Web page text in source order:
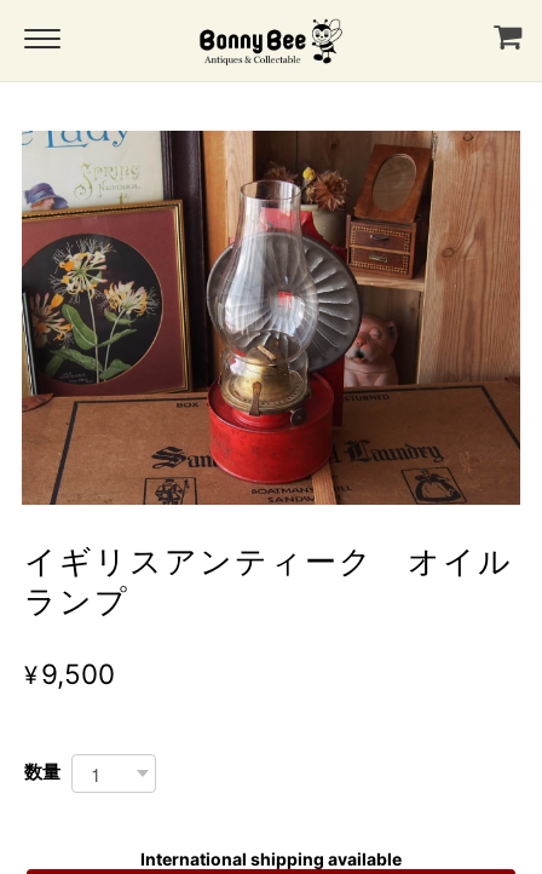
イギリスアンティーク オイル
ランプ
¥9,500
数量
International shipping available